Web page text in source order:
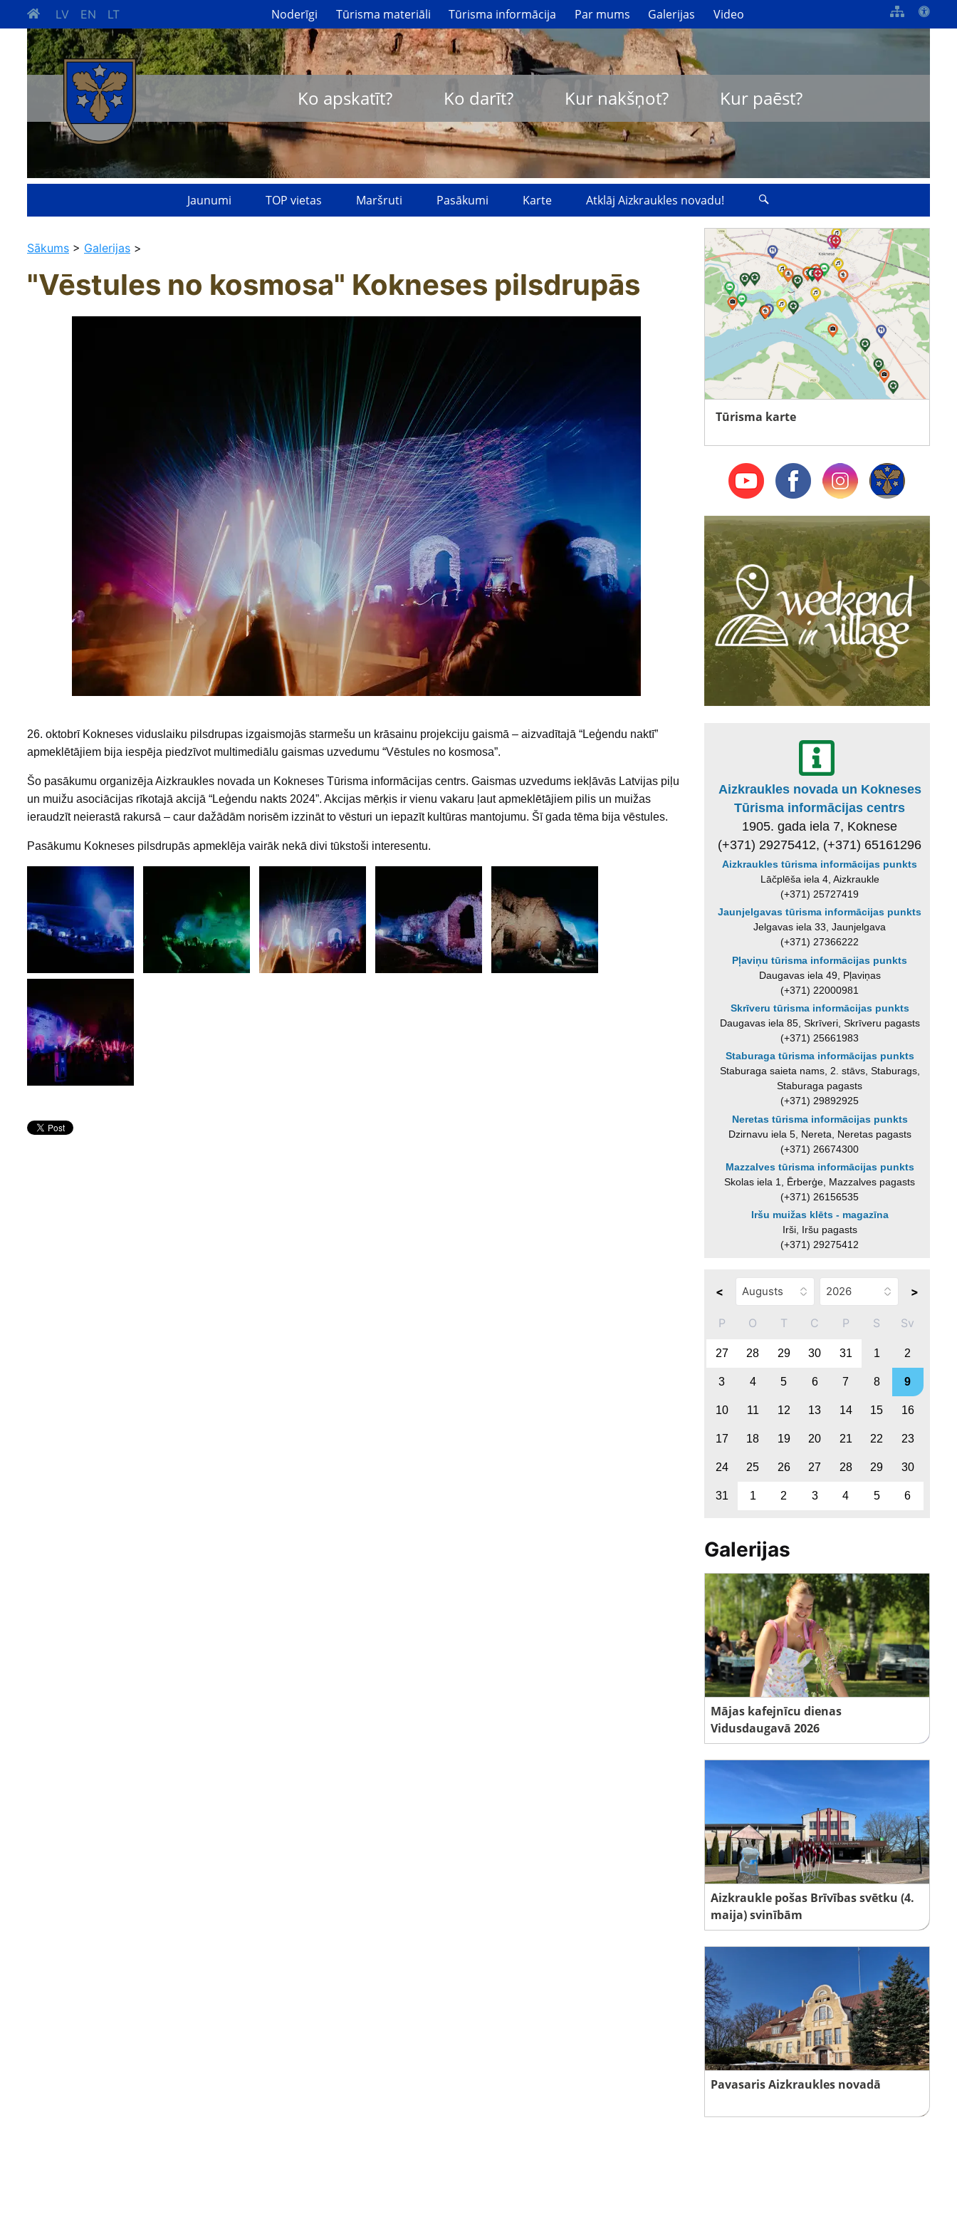
LV EN LT Noderīgi Tūrisma materiāli Tūrisma informācija Par mums Galerijas Video
Ko apskatīt? Ko darīt? Kur nakšņot? Kur paēst?
Jaunumi TOP vietas Maršruti Pasākumi Karte Atklāj Aizkraukles novadu!
Sākums > Galerijas >
"Vēstules no kosmosa" Kokneses pilsdrupās
26. oktobrī Kokneses viduslaiku pilsdrupas izgaismojās starmešu un krāsainu projekciju gaismā – aizvadītajā “Leģendu naktī”
apmeklētājiem bija iespēja piedzīvot multimediālu gaismas uzvedumu “Vēstules no kosmosa”.
Šo pasākumu organizēja Aizkraukles novada un Kokneses Tūrisma informācijas centrs. Gaismas uzvedums iekļāvās Latvijas piļu
un muižu asociācijas rīkotajā akcijā “Leģendu nakts 2024”. Akcijas mērķis ir vienu vakaru ļaut apmeklētājiem pilis un muižas
ieraudzīt neierastā rakursā ‒ caur dažādām norisēm izzināt to vēsturi un iepazīt kultūras mantojumu. Šī gada tēma bija vēstules.
Pasākumu Kokneses pilsdrupās apmeklēja vairāk nekā divi tūkstoši interesentu.
Tūrisma karte
Aizkraukles novada un Kokneses
Tūrisma informācijas centrs
1905. gada iela 7, Koknese
(+371) 29275412, (+371) 65161296
Aizkraukles tūrisma informācijas punkts
Lāčplēša iela 4, Aizkraukle
(+371) 25727419
Jaunjelgavas tūrisma informācijas punkts
Jelgavas iela 33, Jaunjelgava
(+371) 27366222
Pļaviņu tūrisma informācijas punkts
Daugavas iela 49, Pļaviņas
(+371) 22000981
Skrīveru tūrisma informācijas punkts
Daugavas iela 85, Skrīveri, Skrīveru pagasts
(+371) 25661983
Staburaga tūrisma informācijas punkts
Staburaga saieta nams, 2. stāvs, Staburags,
Staburaga pagasts
(+371) 29892925
Neretas tūrisma informācijas punkts
Dzirnavu iela 5, Nereta, Neretas pagasts
(+371) 26674300
Mazzalves tūrisma informācijas punkts
Skolas iela 1, Ērberģe, Mazzalves pagasts
(+371) 26156535
Iršu muižas klēts - magazīna
Irši, Iršu pagasts
(+371) 29275412
< >
P O T C P S Sv
27 28 29 30 31 1 2
3 4 5 6 7 8 9
10 11 12 13 14 15 16
17 18 19 20 21 22 23
24 25 26 27 28 29 30
31 1 2 3 4 5 6
Galerijas
Mājas kafejnīcu dienas
Vidusdaugavā 2026
Aizkraukle pošas Brīvības svētku (4.
maija) svinībām
Pavasaris Aizkraukles novadā